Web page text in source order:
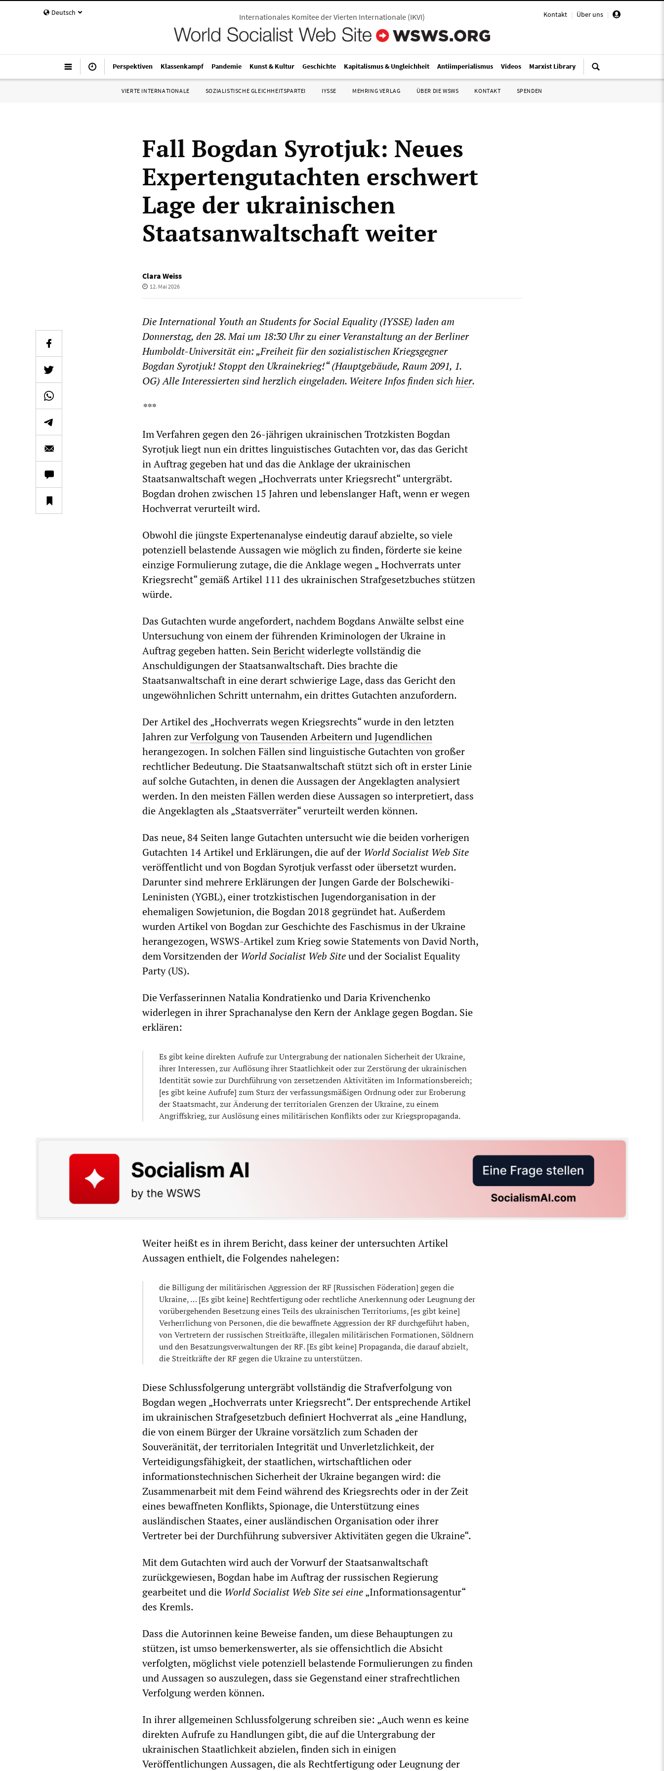
Deutsch Kontakt | Über uns |
Internationales Komitee der Vierten Internationale (IKVI)
Perspektiven Klassenkampf Pandemie Kunst & Kultur Geschichte Kapitalismus & Ungleichheit Antiimperialismus Videos Marxist Library
VIERTE INTERNATIONALE SOZIALISTISCHE GLEICHHEITSPARTEI IYSSE MEHRING VERLAG ÜBER DIE WSWS KONTAKT SPENDEN
Fall Bogdan Syrotjuk: Neues
Expertengutachten erschwert
Lage der ukrainischen
Staatsanwaltschaft weiter
Clara Weiss
12. Mai 2026
Die International Youth an Students for Social Equality (IYSSE) laden am
Donnerstag, den 28. Mai um 18:30 Uhr zu einer Veranstaltung an der Berliner
Humboldt-Universität ein: „Freiheit für den sozialistischen Kriegsgegner
Bogdan Syrotjuk! Stoppt den Ukrainekrieg!“ (Hauptgebäude, Raum 2091, 1.
OG) Alle Interessierten sind herzlich eingeladen. Weitere Infos finden sich hier.
***
Im Verfahren gegen den 26-jährigen ukrainischen Trotzkisten Bogdan
Syrotjuk liegt nun ein drittes linguistisches Gutachten vor, das das Gericht
in Auftrag gegeben hat und das die Anklage der ukrainischen
Staatsanwaltschaft wegen „Hochverrats unter Kriegsrecht“ untergräbt.
Bogdan drohen zwischen 15 Jahren und lebenslanger Haft, wenn er wegen
Hochverrat verurteilt wird.
Obwohl die jüngste Expertenanalyse eindeutig darauf abzielte, so viele
potenziell belastende Aussagen wie möglich zu finden, förderte sie keine
einzige Formulierung zutage, die die Anklage wegen „ Hochverrats unter
Kriegsrecht“ gemäß Artikel 111 des ukrainischen Strafgesetzbuches stützen
würde.
Das Gutachten wurde angefordert, nachdem Bogdans Anwälte selbst eine
Untersuchung von einem der führenden Kriminologen der Ukraine in
Auftrag gegeben hatten. SeinBerichtwiderlegte vollständig die
Anschuldigungen der Staatsanwaltschaft. Dies brachte die
Staatsanwaltschaft in eine derart schwierige Lage, dass das Gericht den
ungewöhnlichen Schritt unternahm, ein drittes Gutachten anzufordern.
Der Artikel des „Hochverrats wegen Kriegsrechts“ wurde in den letzten
Jahren zurVerfolgung von Tausenden Arbeitern und Jugendlichen
herangezogen. In solchen Fällen sind linguistische Gutachten von großer
rechtlicher Bedeutung. Die Staatsanwaltschaft stützt sich oft in erster Linie
auf solche Gutachten, in denen die Aussagen der Angeklagten analysiert
werden. In den meisten Fällen werden diese Aussagen so interpretiert, dass
die Angeklagten als „Staatsverräter“ verurteilt werden können.
Das neue, 84 Seiten lange Gutachten untersucht wie die beiden vorherigen
Gutachten 14 Artikel und Erklärungen, die auf der World Socialist Web Site
veröffentlicht und von Bogdan Syrotjuk verfasst oder übersetzt wurden.
Darunter sind mehrere Erklärungen der Jungen Garde der Bolschewiki-
Leninisten (YGBL), einer trotzkistischen Jugendorganisation in der
ehemaligen Sowjetunion, die Bogdan 2018 gegründet hat. Außerdem
wurden Artikel von Bogdan zur Geschichte des Faschismus in der Ukraine
herangezogen, WSWS-Artikel zum Krieg sowie Statements von David North,
dem Vorsitzenden der World Socialist Web Siteund der Socialist Equality
Party (US).
Die Verfasserinnen Natalia Kondratienko und Daria Krivenchenko
widerlegen in ihrer Sprachanalyse den Kern der Anklage gegen Bogdan. Sie
erklären:
​Es gibt keine direkten Aufrufe zur Untergrabung der nationalen Sicherheit der Ukraine,
ihrer Interessen, zur Auflösung ihrer Staatlichkeit oder zur Zerstörung der ukrainischen
Identität sowie zur Durchführung von zersetzenden Aktivitäten im Informationsbereich;
[es gibt keine Aufrufe] zum Sturz der verfassungsmäßigen Ordnung oder zur Eroberung
der Staatsmacht, zur Änderung der territorialen Grenzen der Ukraine, zu einem
Angriffskrieg, zur Auslösung eines militärischen Konflikts oder zur Kriegspropaganda.
Weiter heißt es in ihrem Bericht, dass keiner der untersuchten Artikel
Aussagen enthielt, die Folgendes nahelegen:
​die Billigung der militärischen Aggression der RF [Russischen Föderation] gegen die
Ukraine, … [Es gibt keine] Rechtfertigung oder rechtliche Anerkennung oder Leugnung der
vorübergehenden Besetzung eines Teils des ukrainischen Territoriums, [es gibt keine]
Verherrlichung von Personen, die die bewaffnete Aggression der RF durchgeführt haben,
von Vertretern der russischen Streitkräfte, illegalen militärischen Formationen, Söldnern
und den Besatzungsverwaltungen der RF. [Es gibt keine] Propaganda, die darauf abzielt,
die Streitkräfte der RF gegen die Ukraine zu unterstützen.
Diese Schlussfolgerung untergräbt vollständig die Strafverfolgung von
Bogdan wegen „Hochverrats unter Kriegsrecht“. Der entsprechende Artikel
im ukrainischen Strafgesetzbuch definiert Hochverrat als „eine Handlung,
die von einem Bürger der Ukraine vorsätzlich zum Schaden der
Souveränität, der territorialen Integrität und Unverletzlichkeit, der
Verteidigungsfähigkeit, der staatlichen, wirtschaftlichen oder
informationstechnischen Sicherheit der Ukraine begangen wird: die
Zusammenarbeit mit dem Feind während des Kriegsrechts oder in der Zeit
eines bewaffneten Konflikts, Spionage, die Unterstützung eines
ausländischen Staates, einer ausländischen Organisation oder ihrer
Vertreter bei der Durchführung subversiver Aktivitäten gegen die Ukraine“.
Mit dem Gutachten wird auch der Vorwurf der Staatsanwaltschaft
zurückgewiesen, Bogdan habe im Auftrag der russischen Regierung
gearbeitet und die World Socialist Web Site sei eine„Informationsagentur“
des Kremls.
Dass die Autorinnen keine Beweise fanden, um diese Behauptungen zu
stützen, ist umso bemerkenswerter, als sie offensichtlich die Absicht
verfolgten, möglichst viele potenziell belastende Formulierungen zu finden
und Aussagen so auszulegen, dass sie Gegenstand einer strafrechtlichen
Verfolgung werden können.
In ihrer allgemeinen Schlussfolgerung schreiben sie: „Auch wenn es keine
direkten Aufrufe zu Handlungen gibt, die auf die Untergrabung der
ukrainischen Staatlichkeit abzielen, finden sich in einigen
Veröffentlichungen Aussagen, die als Rechtfertigung oder Leugnung der